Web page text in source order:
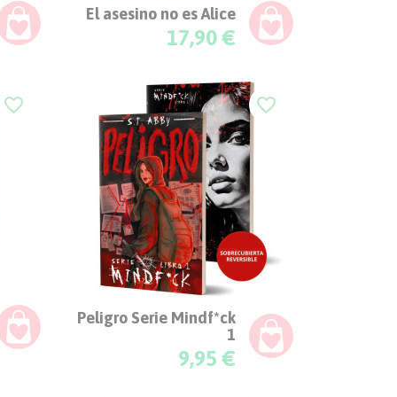
El asesino no es Alice
Precio
17,90 €
favorite_border
Peligro Serie Mindf*ck
1
Precio
9,95 €
favorite_border